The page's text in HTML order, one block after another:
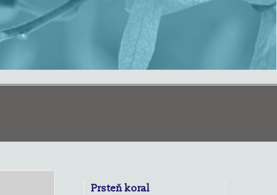
Prsteň koral